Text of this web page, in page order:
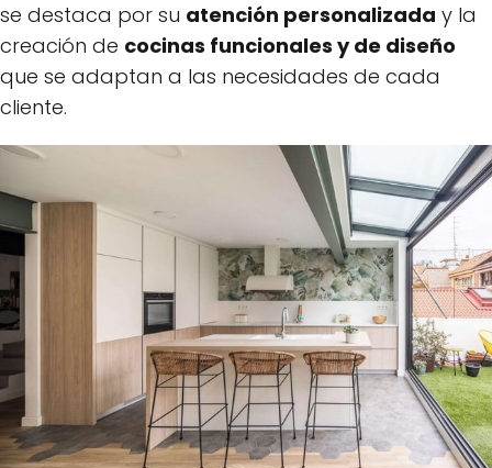
se destaca por su atención personalizada y la
creación de cocinas funcionales y de diseño
que se adaptan a las necesidades de cada
cliente.